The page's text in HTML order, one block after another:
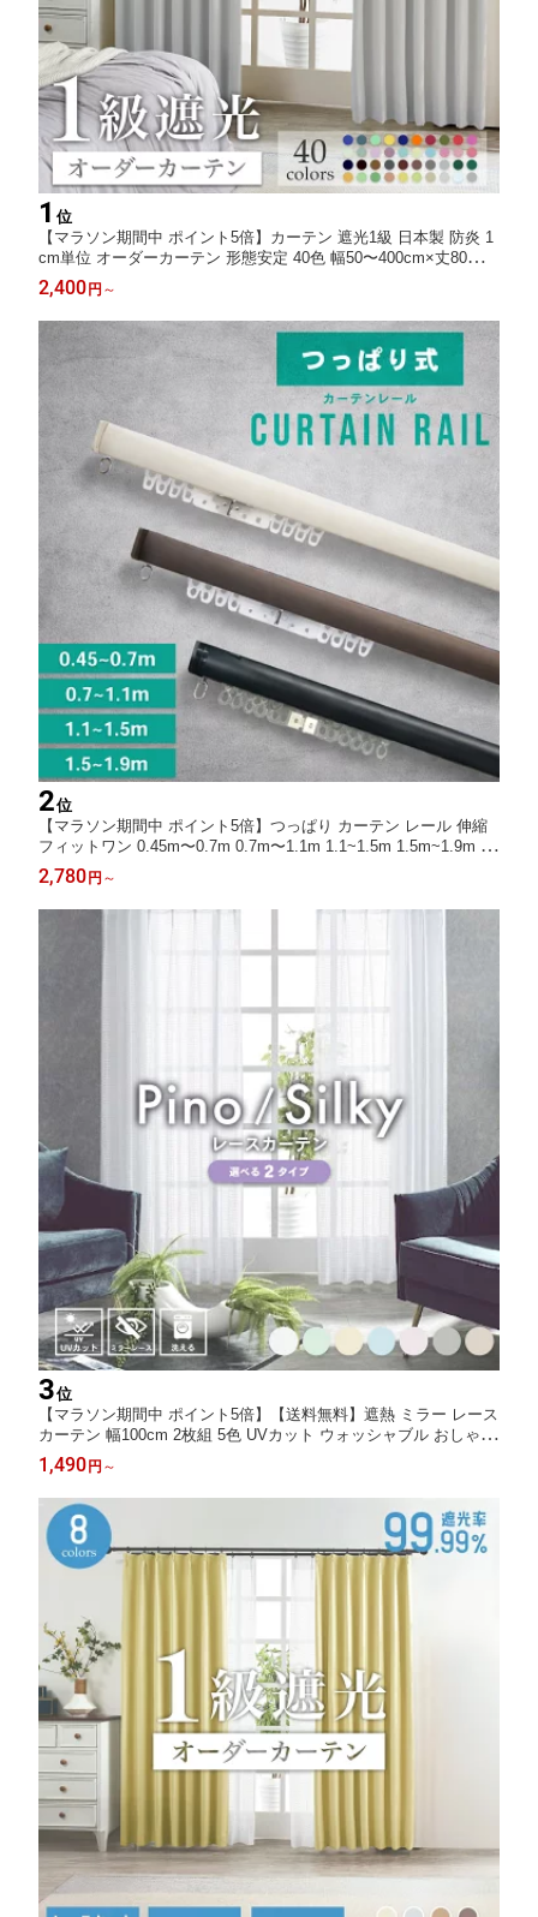
1 位
【マラソン期間中 ポイント5倍】カーテン 遮光1級 日本製 防炎 1
cm単位 オーダーカーテン 形態安定 40色 幅50〜400cm×丈80〜25
0cm 片開き1枚 レースセット 2枚セット 両開き 2枚組 4枚セット
オーダー 日本製 安心 無地 リビング 一人暮らし 洗える 寝室 子供
部屋 レイナ
2,400円 ～
2位
【マラソン期間中 ポイント5倍】つっぱり カーテン レール 伸縮
フィットワン 0.45m〜0.7m 0.7m〜1.1m 1.1~1.5m 1.5m~1.9m シ
ングル ナチュラル シンプル ブラウン ホワイト 穴あけ不要
2,780円 ～
3位
【マラソン期間中 ポイント5倍】【送料無料】遮熱 ミラー レース
カーテン 幅100cm 2枚組 5色 UVカット ウォッシャブル おしゃれ
白/ホワイト カーテン 2タイプ選べる pino silky
1,490円 ～